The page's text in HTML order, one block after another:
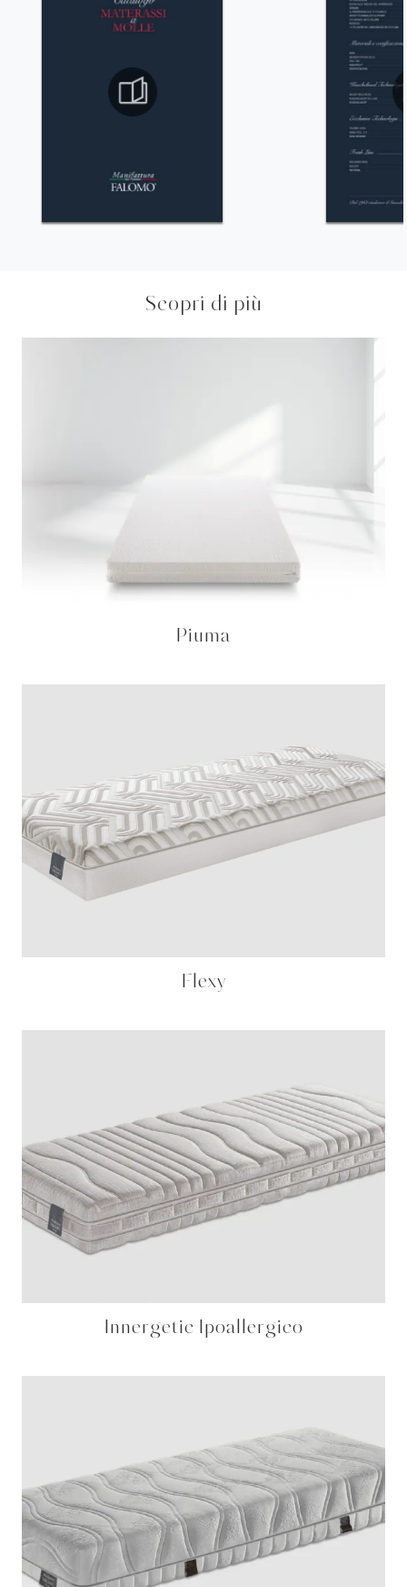
Scopri di più
Piuma
Flexy
Innergetic Ipoallergico